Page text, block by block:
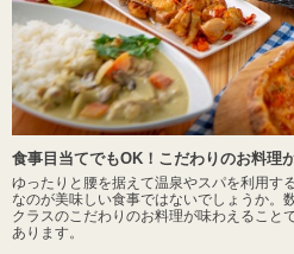
食事目当てでもOK！こだわりのお料理
ゆったりと腰を据えて温泉やスパを利用す
なのが美味しい食事ではないでしょうか。
クラスのこだわりのお料理が味わえること
あります。